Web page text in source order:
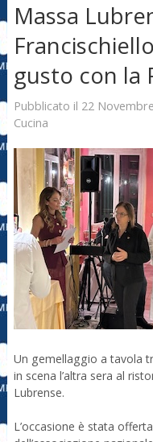
Massa
gusto con la
Pubblicato il 22
Cucina
Un gemellaggio a tavola
in scena l’altra sera al
Lubrense.
L’occasione è stata